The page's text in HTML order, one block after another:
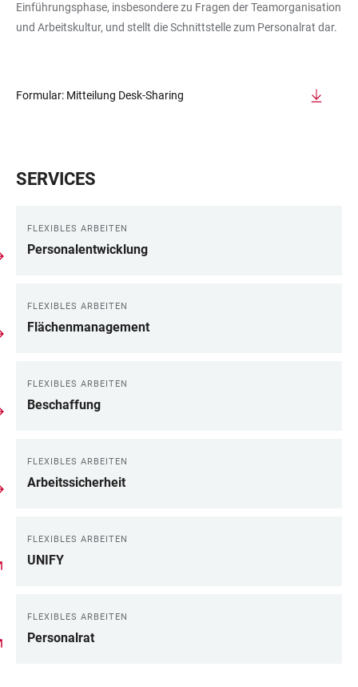
Einführungsphase, insbesondere zu Fragen der Teamorganisation
und Arbeitskultur, und stellt die Schnittstelle zum Personalrat dar.
Formular: Mitteilung Desk-Sharing
SERVICES
FLEXIBLES ARBEITEN
Personalentwicklung
FLEXIBLES ARBEITEN
Flächenmanagement
FLEXIBLES ARBEITEN
Beschaffung
FLEXIBLES ARBEITEN
Arbeitssicherheit
FLEXIBLES ARBEITEN
UNIFY
FLEXIBLES ARBEITEN
Personalrat